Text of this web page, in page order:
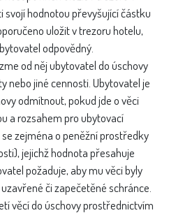
svojí hodnotou převyšující částku
uložit v trezoru hotelu,
odpovědný.
od něj ubytovatel do úschovy
nebo jiné cennosti. Ubytovatel je
odmítnout, pokud jde o věci
a rozsahem pro ubytovací
zejména o peněžní prostředky
jejichž hodnota přesahuje
požaduje, aby mu věci byly
či zapečetěné schránce.
věcí do úschovy prostřednictvím